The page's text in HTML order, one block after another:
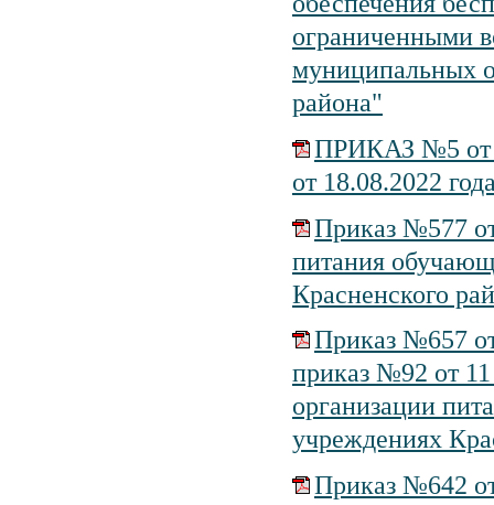
ограниченными
муниципальных
района"
ПРИКАЗ №5
от 18.08.2022
Приказ №577 от
питания
Красненского
Приказ №657
приказ №92 от
организации
учреждениях
Приказ №642 от